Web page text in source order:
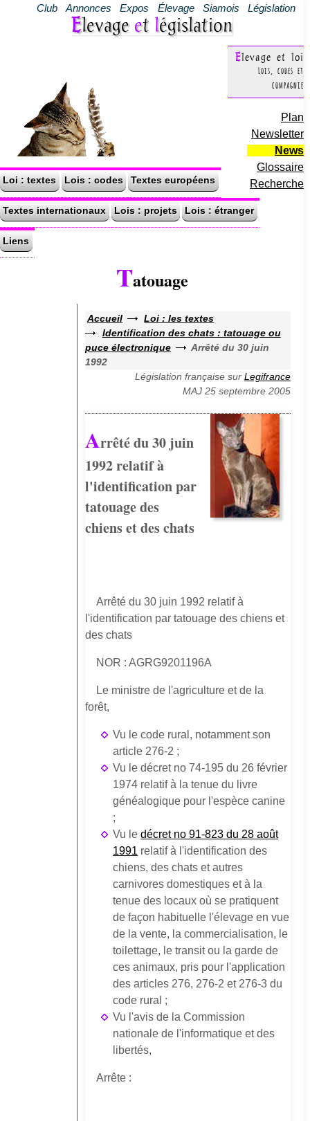
Club Annonces Expos Élevage Siamois Législation
Elevage et législation
Elevage et loi
Lois, codes et
compagnie
Plan
Newsletter
News
Glossaire
Recherche
Loi : textes Lois : codes Textes européens
Textes internationaux Lois : projets Lois : étranger
Liens
Tatouage
Accueil
Loi : les textes
Identification des chats : tatouage ou
puce électronique
Arrêté du 30 juin
1992
Législation française sur Legifrance
MAJ 25 septembre 2005
Arrêté du 30 juin
1992 relatif à
l'identification par
tatouage des
chiens et des chats
Arrêté du 30 juin 1992 relatif à
l'identification par tatouage des chiens et
des chats
NOR : AGRG9201196A
Le ministre de l'agriculture et de la
forêt,
Vu le code rural, notamment son
article 276-2 ;
Vu le décret no 74-195 du 26 février
1974 relatif à la tenue du livre
généalogique pour l'espèce canine
;
Vu ledécret no 91-823 du 28 août
1991 relatif à l'identification des
chiens, des chats et autres
carnivores domestiques et à la
tenue des locaux où se pratiquent
de façon habituelle l'élevage en vue
de la vente, la commercialisation, le
toilettage, le transit ou la garde de
ces animaux, pris pour l'application
des articles 276, 276-2 et 276-3 du
code rural ;
Vu l'avis de la Commission
nationale de l'informatique et des
libertés,
Arrête :